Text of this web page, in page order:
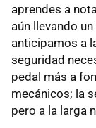
aprendes a
aún llevando
anticipamos a
seguridad
pedal más a
mecánicos; la
pero a la larga